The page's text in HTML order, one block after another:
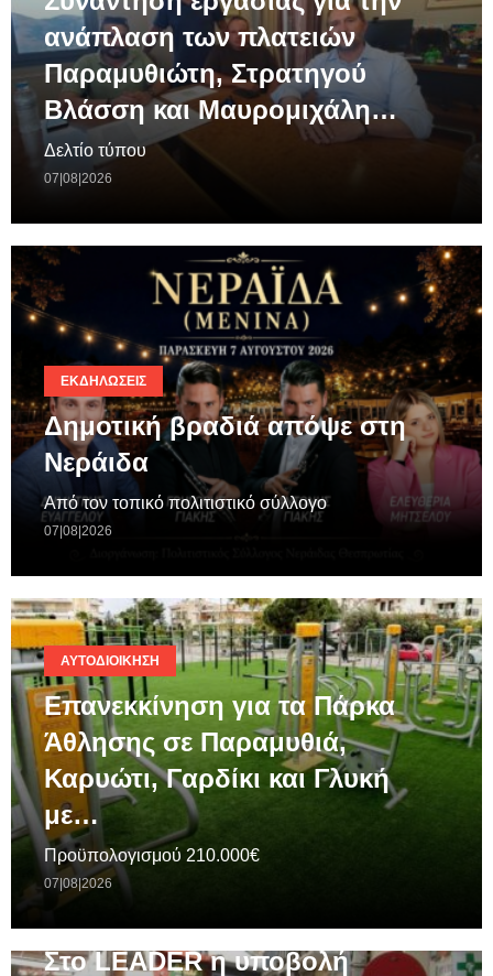
ανάπλαση των πλατειών
Παραμυθιώτη, Στρατηγού
Βλάσση και Μαυρομιχάλη…
Δελτίο τύπου
07|08|2026
ΕΚΔΗΛΏΣΕΙΣ
Δημοτική βραδιά απόψε στη
Νεράιδα
Από τον τοπικό πολιτιστικό σύλλογο
07|08|2026
ΑΥΤΟΔΙΟΊΚΗΣΗ
Επανεκκίνηση για τα Πάρκα
Άθλησης σε Παραμυθιά,
Καρυώτι, Γαρδίκι και Γλυκή
με…
Προϋπολογισμού 210.000€
07|08|2026
Στο LEADER η υποβολή